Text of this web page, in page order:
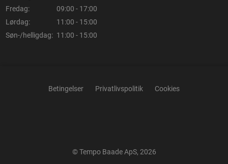
Fredag:
09:00 - 17:00
Lørdag:
11:00 - 15:00
Søn-/helligdag: 11:00 - 15:00
Betingelser Privatlivspolitik Cookies
© Tempo Baade ApS, 2026